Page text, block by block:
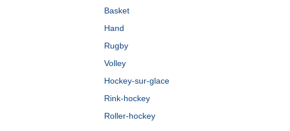
Basket
Hand
Rugby
Volley
Hockey-sur-glace
Rink-hockey
Roller-hockey